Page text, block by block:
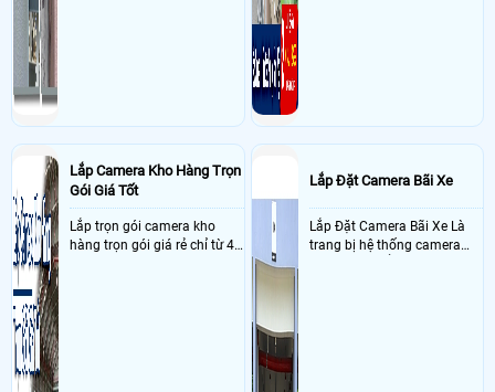
Lắp Camera Kho Hàng Trọn
Gói Giá Tốt
Lắp trọn gói camera kho
hàng trọn gói giá rẻ chỉ từ 4
Lắp Đặt Camera Bãi Xe
Lắp Đặt Camera Bãi Xe Là
trang bị hệ thống camera